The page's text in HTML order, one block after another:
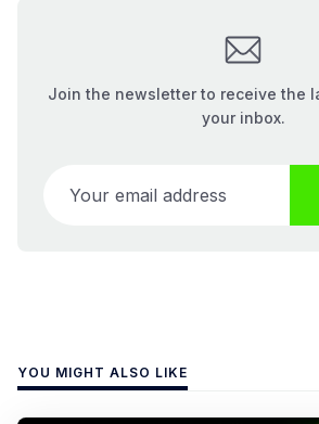
Join the newsletter to receive the
your inbox.
YOU MIGHT ALSO LIKE